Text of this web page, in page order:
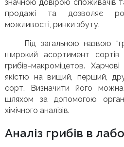
значною довірою споживачів
продажі та дозволяє
можливості, ринки збуту.
Під загальною назвою
широкий асортимент сортів
грибів-макроміцетов.
якістю на вищий, перший,
сорт. Визначити його
шляхом за допомогою
хімічного аналізів.
Аналіз грибів в